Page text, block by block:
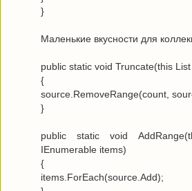
}
Маленькие вкусности для
public static void Truncate(this
{
source.RemoveRange(count,
}
public static void
IEnumerable items)
{
items.ForEach(source.Add);